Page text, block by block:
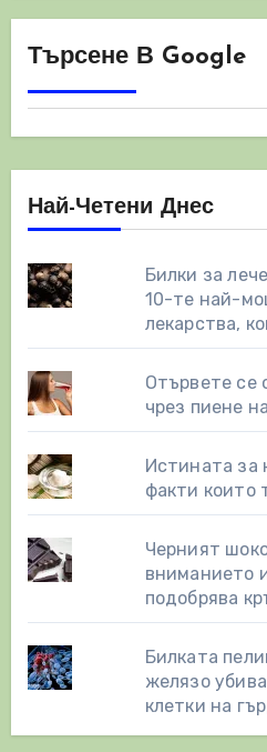
Търсене В Google
Най-Четени Днес
Билки за
10-те най-
лекарства,
Отървете се
чрез пиене
Истината за
факти които
Черният
вниманието
подобрява
Билката
желязо
клетки на